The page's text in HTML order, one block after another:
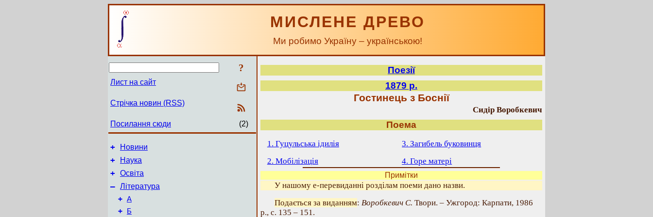
МИСЛЕНЕ ДРЕВО
Ми робимо Україну – українською!
?
Лист на сайт
Стрічка новин (RSS)
Посилання сюди (2)
+ Новини
+ Наука
+ Освіта
– Література
+ А
+ Б
Поезії
1879 р.
Гостинець з Боснії
Сидір Воробкевич
Поема
1. Гуцульська ідилія
2. Мобілізація
3. Загибель буковинця
4. Горе матері
Примітки
У нашому е-перевиданні розділам поеми дано назви.
Подається за виданням: Воробкевич С. Твори. – Ужгород: Карпати, 1986
р., с. 135 – 151.